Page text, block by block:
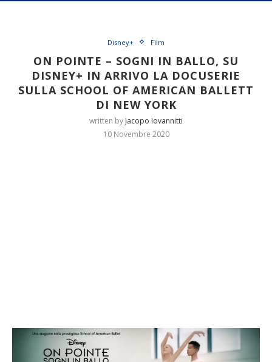
Disney+ Film
ON POINTE – SOGNI IN BALLO, SU
DISNEY+ IN ARRIVO LA DOCUSERIE
SULLA SCHOOL OF AMERICAN BALLETT
DI NEW YORK
written by Jacopo Iovannitti
10 Novembre 2020